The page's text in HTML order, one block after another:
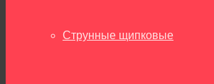
Струнные щипковые